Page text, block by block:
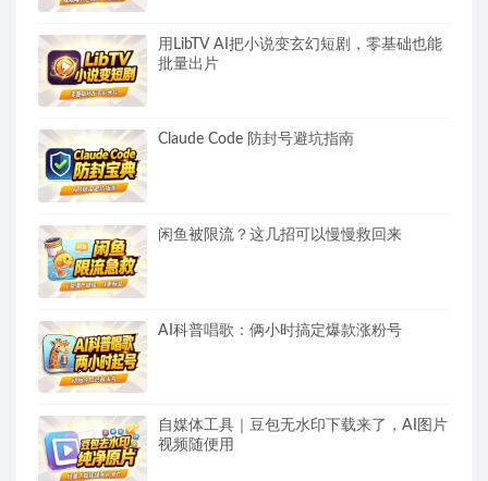
用LibTV AI把小说变玄幻短剧，零基础也能
批量出片
Claude Code 防封号避坑指南
闲鱼被限流？这几招可以慢慢救回来
AI科普唱歌：俩小时搞定爆款涨粉号
自媒体工具｜豆包无水印下载来了，AI图片
视频随便用